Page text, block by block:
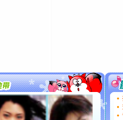
[圣诞节]
你太多
要平安
[圣诞节]
能正大